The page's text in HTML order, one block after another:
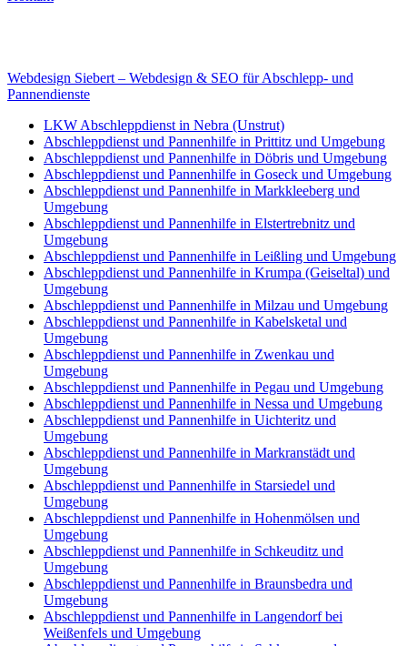
Webdesign Siebert – Webdesign & SEO für Abschlepp- und
Pannendienste
LKW Abschleppdienst in Nebra (Unstrut)
Abschleppdienst und Pannenhilfe in Prittitz und Umgebung
Abschleppdienst und Pannenhilfe in Döbris und Umgebung
Abschleppdienst und Pannenhilfe in Goseck und Umgebung
Abschleppdienst und Pannenhilfe in Markkleeberg und
Umgebung
Abschleppdienst und Pannenhilfe in Elstertrebnitz und
Umgebung
Abschleppdienst und Pannenhilfe in Leißling und Umgebung
Abschleppdienst und Pannenhilfe in Krumpa (Geiseltal) und
Umgebung
Abschleppdienst und Pannenhilfe in Milzau und Umgebung
Abschleppdienst und Pannenhilfe in Kabelsketal und
Umgebung
Abschleppdienst und Pannenhilfe in Zwenkau und
Umgebung
Abschleppdienst und Pannenhilfe in Pegau und Umgebung
Abschleppdienst und Pannenhilfe in Nessa und Umgebung
Abschleppdienst und Pannenhilfe in Uichteritz und
Umgebung
Abschleppdienst und Pannenhilfe in Markranstädt und
Umgebung
Abschleppdienst und Pannenhilfe in Starsiedel und
Umgebung
Abschleppdienst und Pannenhilfe in Hohenmölsen und
Umgebung
Abschleppdienst und Pannenhilfe in Schkeuditz und
Umgebung
Abschleppdienst und Pannenhilfe in Braunsbedra und
Umgebung
Abschleppdienst und Pannenhilfe in Langendorf bei
Weißenfels und Umgebung